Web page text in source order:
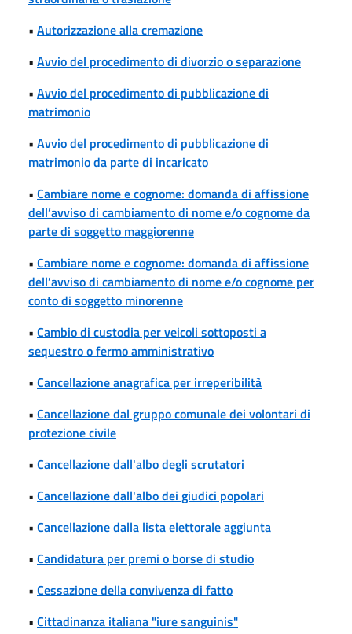
• Autorizzazione alla cremazione
• Avvio del procedimento di divorzio o separazione
• Avvio del procedimento di pubblicazione di
matrimonio
• Avvio del procedimento di pubblicazione di
matrimonio da parte di incaricato
• Cambiare nome e cognome: domanda di affissione
dell’avviso di cambiamento di nome e/o cognome da
parte di soggetto maggiorenne
• Cambiare nome e cognome: domanda di affissione
dell’avviso di cambiamento di nome e/o cognome per
conto di soggetto minorenne
• Cambio di custodia per veicoli sottoposti a
sequestro o fermo amministrativo
• Cancellazione anagrafica per irreperibilità
• Cancellazione dal gruppo comunale dei volontari di
protezione civile
• Cancellazione dall'albo degli scrutatori
• Cancellazione dall'albo dei giudici popolari
• Cancellazione dalla lista elettorale aggiunta
• Candidatura per premi o borse di studio
• Cessazione della convivenza di fatto
• Cittadinanza italiana "iure sanguinis"